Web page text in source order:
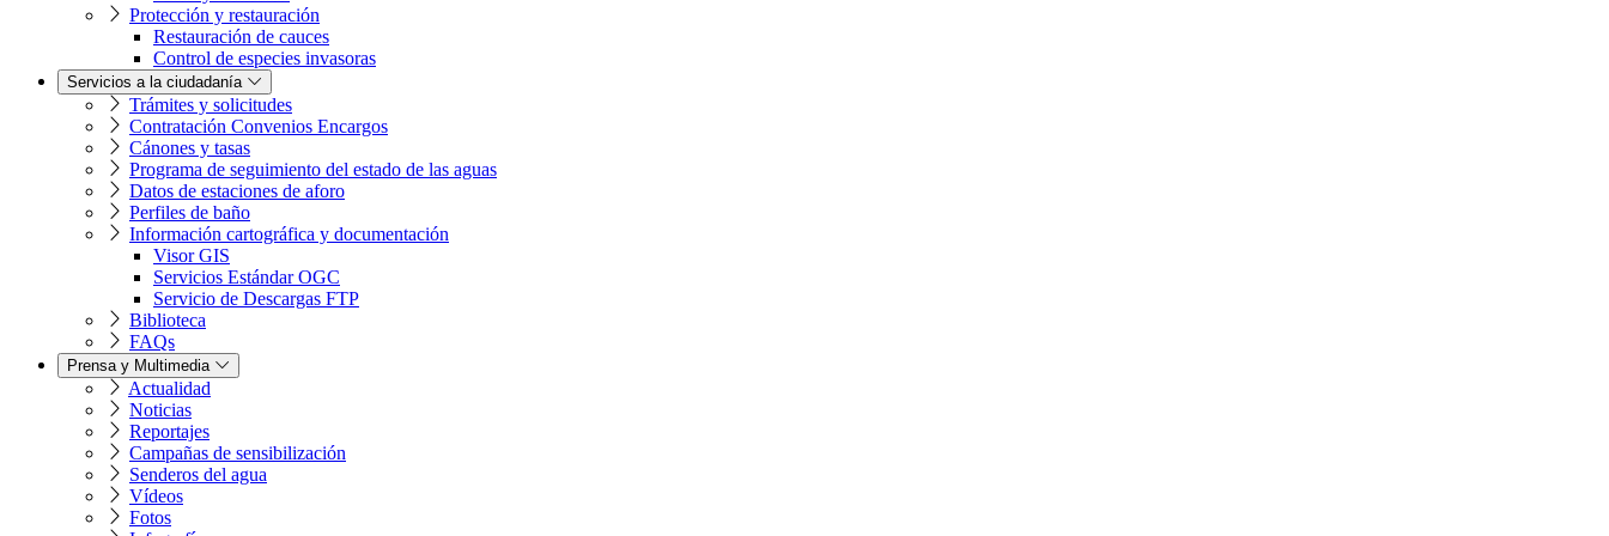
Protección y restauración
Restauración de cauces
Control de especies invasoras
Servicios a la ciudadanía
Trámites y solicitudes
Contratación Convenios Encargos
Cánones y tasas
Programa de seguimiento del estado de las aguas
Datos de estaciones de aforo
Perfiles de baño
Información cartográfica y documentación
Visor GIS
Servicios Estándar OGC
Servicio de Descargas FTP
Biblioteca
FAQs
Prensa y Multimedia
Actualidad
Noticias
Reportajes
Campañas de sensibilización
Senderos del agua
Vídeos
Fotos